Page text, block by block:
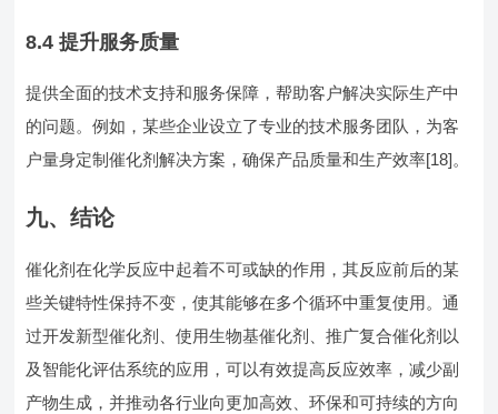
8.4 提升服务质量
提供全面的技术支持和服务保障，帮助客户解决实际生产中
的问题。例如，某些企业设立了专业的技术服务团队，为客
户量身定制催化剂解决方案，确保产品质量和生产效率[18]。
九、结论
催化剂在化学反应中起着不可或缺的作用，其反应前后的某
些关键特性保持不变，使其能够在多个循环中重复使用。通
过开发新型催化剂、使用生物基催化剂、推广复合催化剂以
及智能化评估系统的应用，可以有效提高反应效率，减少副
产物生成，并推动各行业向更加高效、环保和可持续的方向